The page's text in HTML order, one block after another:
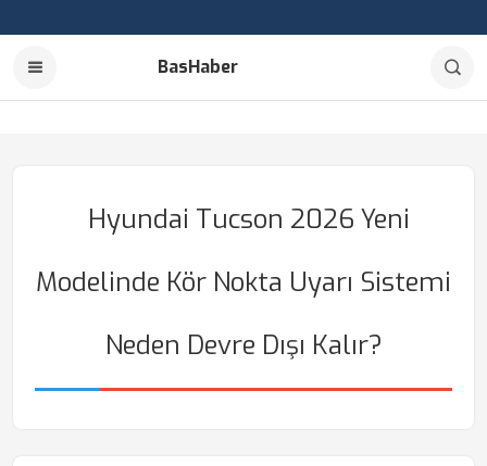
BasHaber
Hyundai Tucson 2026 Yeni
Modelinde Kör Nokta Uyarı Sistemi
Neden Devre Dışı Kalır?